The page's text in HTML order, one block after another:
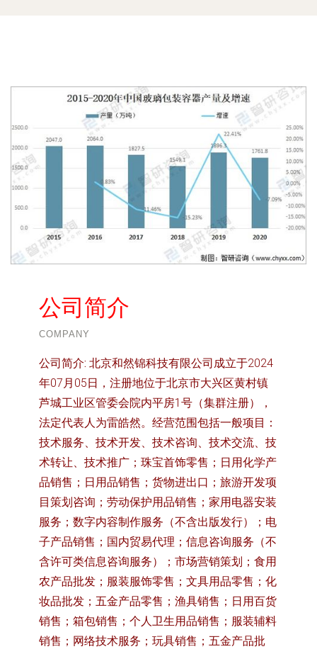
公司简介
COMPANY
公司简介: 北京和然锦科技有限公司成立于2024
年07月05日，注册地位于北京市大兴区黄村镇
芦城工业区管委会院内平房1号（集群注册），
法定代表人为雷皓然。经营范围包括一般项目：
技术服务、技术开发、技术咨询、技术交流、技
术转让、技术推广；珠宝首饰零售；日用化学产
品销售；日用品销售；货物进出口；旅游开发项
目策划咨询；劳动保护用品销售；家用电器安装
服务；数字内容制作服务（不含出版发行）；电
子产品销售；国内贸易代理；信息咨询服务（不
含许可类信息咨询服务）；市场营销策划；食用
农产品批发；服装服饰零售；文具用品零售；化
妆品批发；五金产品零售；渔具销售；日用百货
销售；箱包销售；个人卫生用品销售；服装辅料
销售；网络技术服务；玩具销售；五金产品批